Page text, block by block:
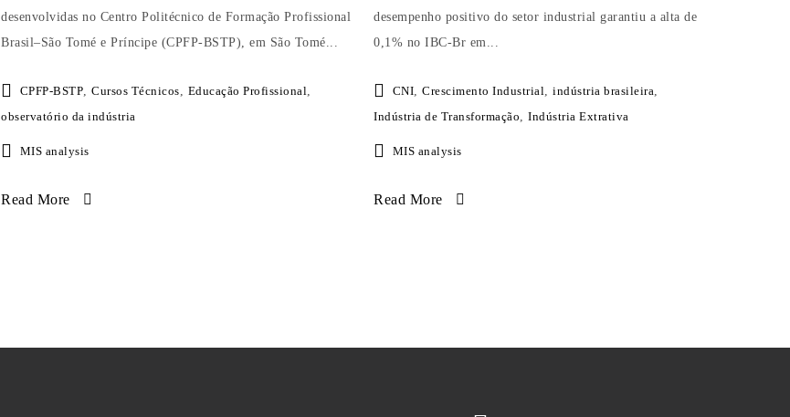
desenvolvidas no Centro Politécnico de Formação Profissional
Brasil–São Tomé e Príncipe (CPFP-BSTP), em São Tomé...
CPFP-BSTP, Cursos Técnicos, Educação Profissional,
observatório da indústria
MIS analysis
Read More
desempenho positivo do setor industrial garantiu a alta de
0,1% no IBC-Br em...
CNI, Crescimento Industrial, indústria brasileira,
Indústria de Transformação, Indústria Extrativa
MIS analysis
Read More